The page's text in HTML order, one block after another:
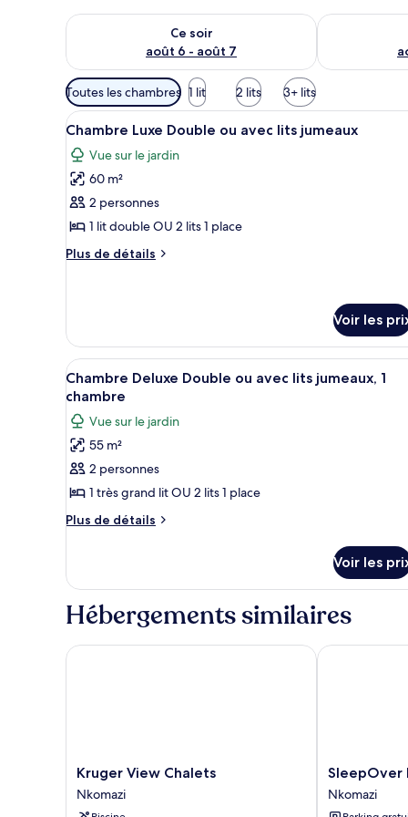
Ce soir
août 6 - août 7
Vérifier la disponibilité pour ce soir août 6 - août 7
Vérifier la
Filtres
disponibles
pour
les
chambres
Toutes les chambres 1 lit 2 lits 3+ lits
Afficher
toutes
les
photos
pour
ce
type
de
Double
ou
avec
lits
jumeaux
Chambre Luxe Double ou
16
Chambre Luxe Double ou avec lits jumeaux
Vue sur le jardin
60 m²
2 personnes
1 lit double OU 2 lits 1 place
Plus de détails
Plus
type
de
chambre
Chambre
Luxe
Double
ou
avec
lits
Voir les
Afficher
toutes
les
photos
pour
ce
type
de
Deluxe
Double
ou
avec
lits
Un lit bien fait, agrémenté
4
Chambre Deluxe Double ou avec lits jumeaux, 1
chambre
Vue sur le jardin
55 m²
2 personnes
1 très grand lit OU 2 lits 1 place
Plus de détails
Plus
le
type
de
Chambre
chambre
Voir les
Hébergements similaires
Kruger
View
Chalets
Kruger View Chalets
Nkomazi
Kruger View Chalets
SleepOver
Malelane
Gate
SleepOver
Nkomazi
SleepOver